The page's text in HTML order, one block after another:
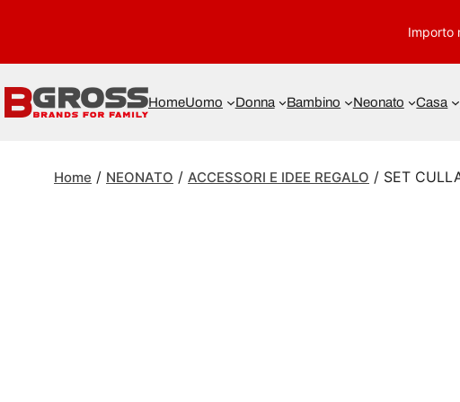
Importo
HomeUomo Donna Bambino Neonato Casa
Home / NEONATO / ACCESSORI E IDEE REGALO / SET